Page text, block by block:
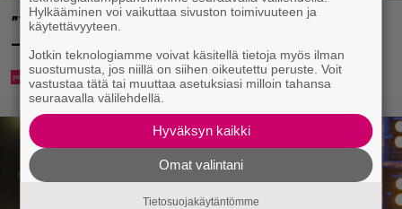
”Tavallista suurempia pakkauksia myös perheille”
– tänne aukee Suomen toinen Prisma Tukku
Hylkääminen voi vaikuttaa sivuston toimivuuteen ja
käytettävyyteen.
Jotkin teknologiamme voivat käsitellä tietoja myös ilman
suostumusta, jos niillä on siihen oikeutettu peruste. Voit
vastustaa tätä tai muuttaa asetuksiasi milloin tahansa
seuraavalla välilehdellä.
Hyväksyn kaikki
Omat valintani
Tietosuojakäytäntömme